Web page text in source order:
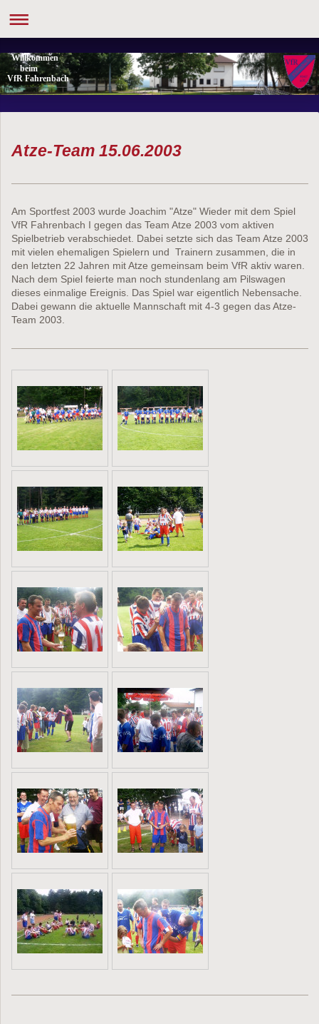
Willkommen
beim
VfR Fahrenbach
Atze-Team 15.06.2003
Am Sportfest 2003 wurde Joachim "Atze" Wieder mit dem Spiel
VfR Fahrenbach I gegen das Team Atze 2003 vom aktiven
Spielbetrieb verabschiedet. Dabei setzte sich das Team Atze 2003
mit vielen ehemaligen Spielern und Trainern zusammen, die in
den letzten 22 Jahren mit Atze gemeinsam beim VfR aktiv waren.
Nach dem Spiel feierte man noch stundenlang am Pilswagen
dieses einmalige Ereignis. Das Spiel war eigentlich Nebensache.
Dabei gewann die aktuelle Mannschaft mit 4-3 gegen das Atze-
Team 2003.